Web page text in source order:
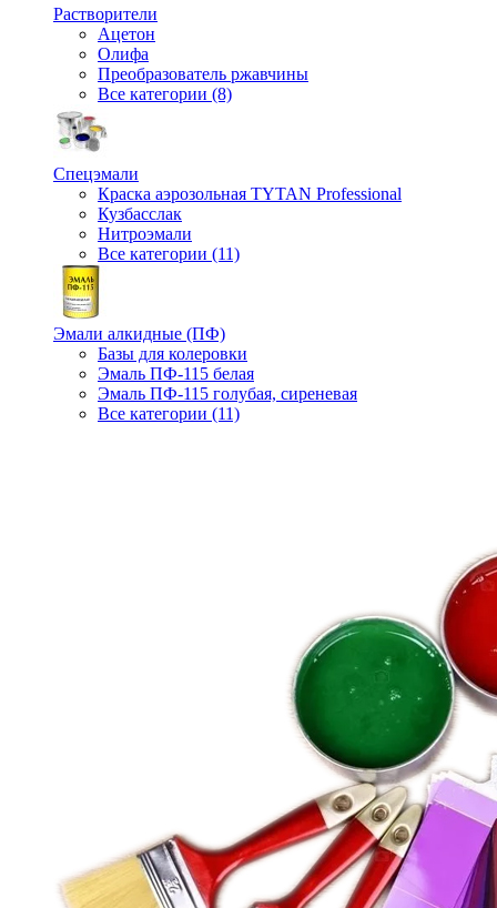
Растворители
Ацетон
Олифа
Преобразователь ржавчины
Все категории (8)
Спецэмали
Краска аэрозольная TYTAN Professional
Кузбасслак
Нитроэмали
Все категории (11)
Эмали алкидные (ПФ)
Базы для колеровки
Эмаль ПФ-115 белая
Эмаль ПФ-115 голубая, сиреневая
Все категории (11)